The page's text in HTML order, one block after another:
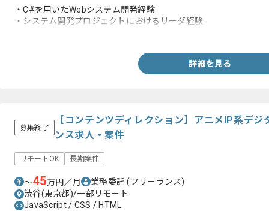
・C#を用いたWebシステム開発経験
・システム開発プロジェクトにおけるリーダ経験
詳細を見る
募集終了
【コンテンツディレクション】アニメIP系デジ
ンス求人・案件
リモートOK 長期案件
〜45万円／月 業務委託(フリーランス)
渋谷(東京都)/一部リモート
JavaScript / CSS / HTML